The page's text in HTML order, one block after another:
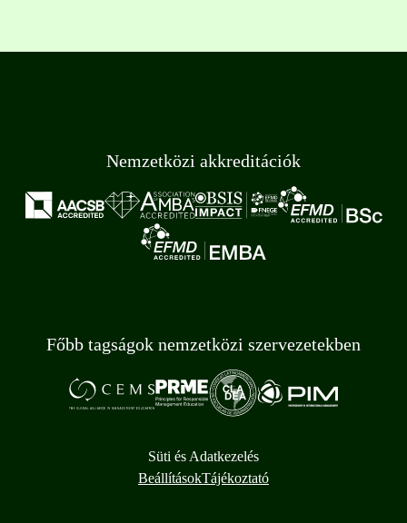
Nemzetközi akkreditációk
Főbb tagságok nemzetközi szervezetekben
Süti és Adatkezelés
BeállításokTájékoztató